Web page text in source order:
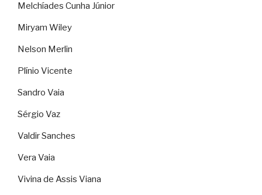
Melchíades Cunha Júnior
Miryam Wiley
Nelson Merlin
Plínio Vicente
Sandro Vaia
Sérgio Vaz
Valdir Sanches
Vera Vaia
Vivina de Assis Viana